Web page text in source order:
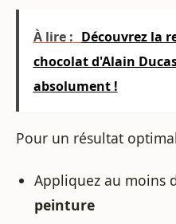
À lire : Découvrez la
chocolat d'Alain
absolument !
Pour un résultat
Appliquez au moins
peinture